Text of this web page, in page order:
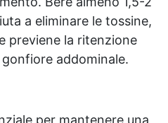
a eliminare le tossine,
previene la ritenzione
addominale.
per mantenere una